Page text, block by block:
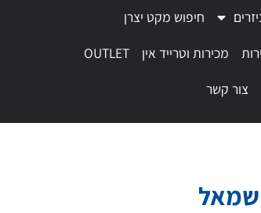
חיפוש מקט יצרן
מכירות וטרייד אין
OUTLET
צור קשר
שמאל